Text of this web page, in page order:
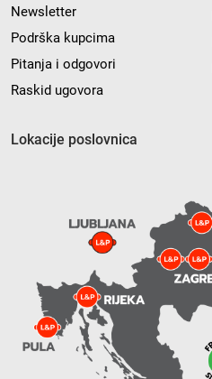
Newsletter
Podrška kupcima
Pitanja i odgovori
Raskid ugovora
Lokacije poslovnica